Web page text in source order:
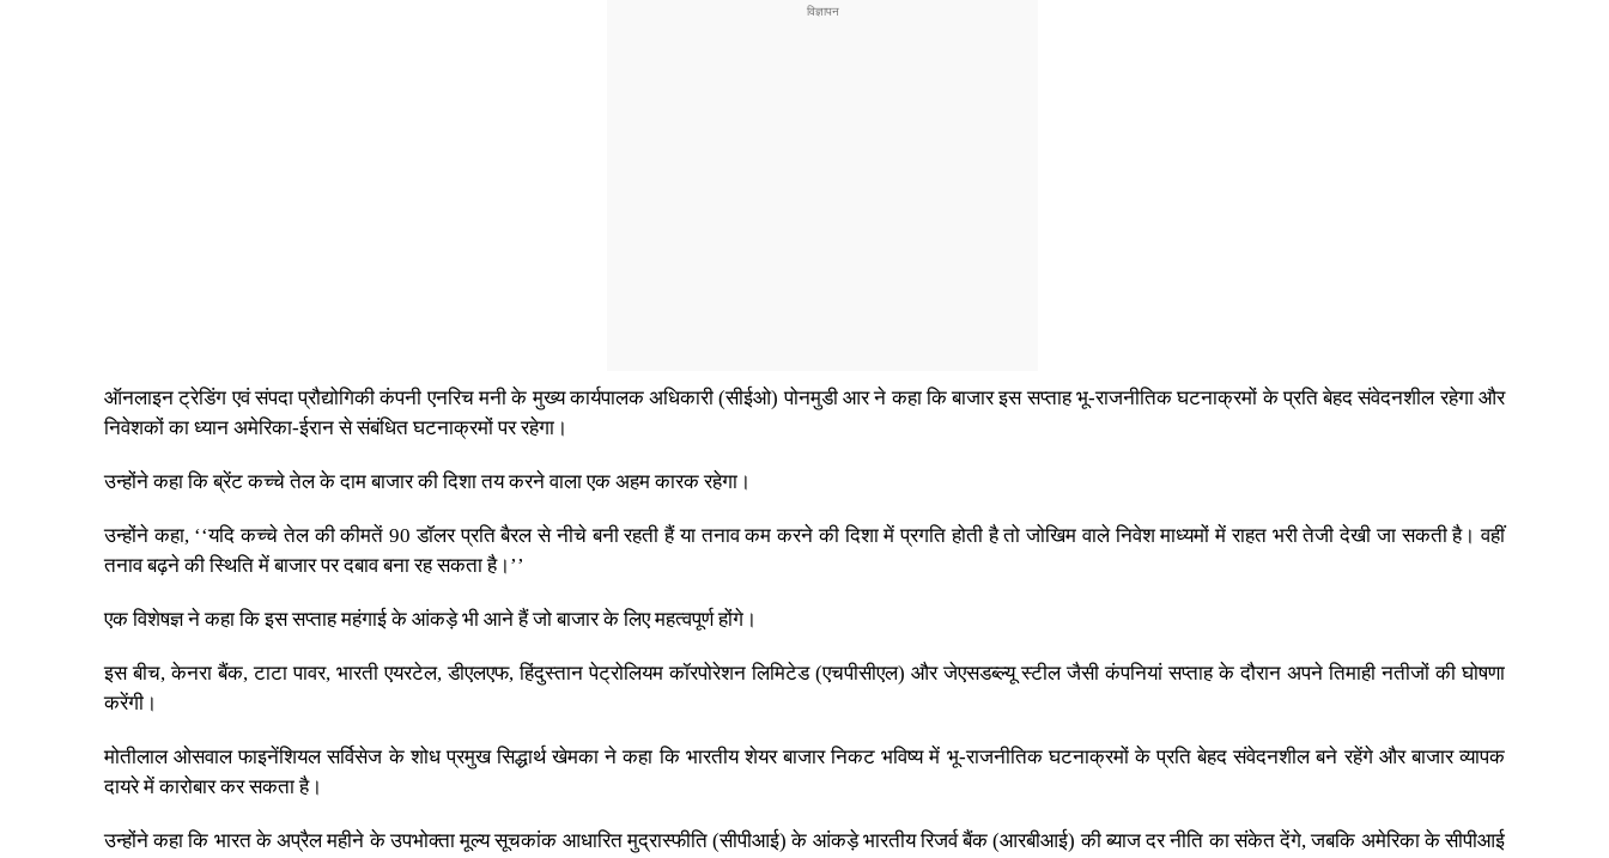
ऑनलाइन ट्रेडिंग एवं संपदा प्रौद्योगिकी कंपनी एनरिच मनी के मुख्य कार्यपालक अधिकारी (सीईओ) पोनमुडी आर ने कहा कि बाजार इस सप्ताह भू-राजनीतिक घटनाक्रमों के प्रति बेहद संवेदनशील रहेगा और
निवेशकों का ध्यान अमेरिका-ईरान से संबंधित घटनाक्रमों पर रहेगा।
उन्होंने कहा कि ब्रेंट कच्चे तेल के दाम बाजार की दिशा तय करने वाला एक अहम कारक रहेगा।
उन्होंने कहा, ‘‘यदि कच्चे तेल की कीमतें 90 डॉलर प्रति बैरल से नीचे बनी रहती हैं या तनाव कम करने की दिशा में प्रगति होती है तो जोखिम वाले निवेश माध्यमों में राहत भरी तेजी देखी जा सकती है। वहीं
तनाव बढ़ने की स्थिति में बाजार पर दबाव बना रह सकता है।’’
एक विशेषज्ञ ने कहा कि इस सप्ताह महंगाई के आंकड़े भी आने हैं जो बाजार के लिए महत्वपूर्ण होंगे।
इस बीच, केनरा बैंक, टाटा पावर, भारती एयरटेल, डीएलएफ, हिंदुस्तान पेट्रोलियम कॉरपोरेशन लिमिटेड (एचपीसीएल) और जेएसडब्ल्यू स्टील जैसी कंपनियां सप्ताह के दौरान अपने तिमाही नतीजों की घोषणा
करेंगी।
मोतीलाल ओसवाल फाइनेंशियल सर्विसेज के शोध प्रमुख सिद्धार्थ खेमका ने कहा कि भारतीय शेयर बाजार निकट भविष्य में भू-राजनीतिक घटनाक्रमों के प्रति बेहद संवेदनशील बने रहेंगे और बाजार व्यापक
दायरे में कारोबार कर सकता है।
उन्होंने कहा कि भारत के अप्रैल महीने के उपभोक्ता मूल्य सूचकांक आधारित मुद्रास्फीति (सीपीआई) के आंकड़े भारतीय रिजर्व बैंक (आरबीआई) की ब्याज दर नीति का संकेत देंगे, जबकि अमेरिका के सीपीआई